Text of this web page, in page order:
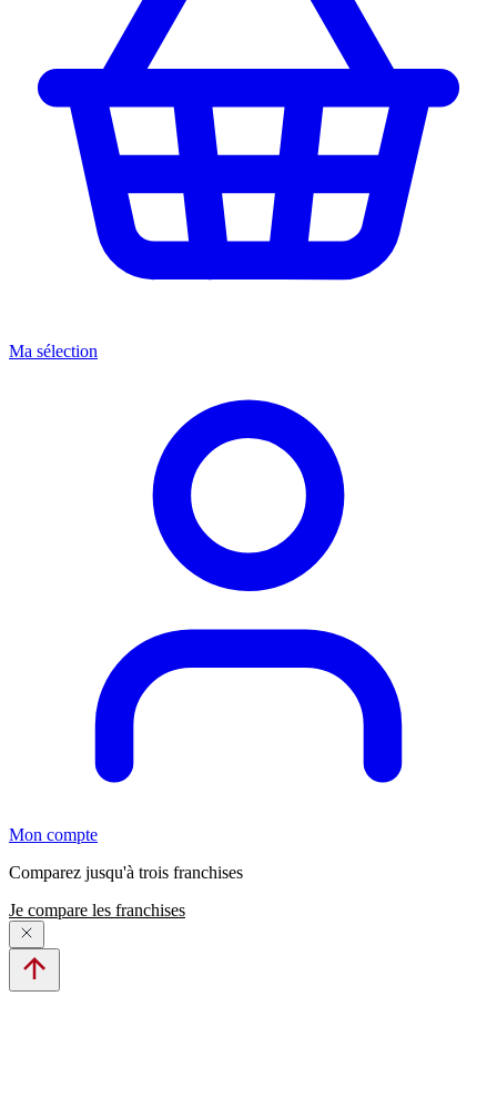
Ma sélection
Mon compte
Comparez jusqu'à trois franchises
Je compare les franchises